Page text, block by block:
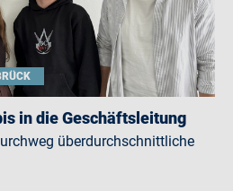
in die Geschäftsleitung
überdurchschnittliche